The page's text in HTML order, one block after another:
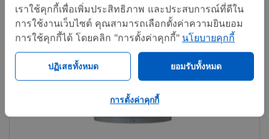
เราใช้คุกกี้เพื่อเพิ่มประสิทธิภาพ และประสบการณ์ที่ดีใน
การใช้งานเว็บไซต์ คุณสามารถเลือกตั้งค่าความยินยอม
การใช้คุกกี้ได้ โดยคลิก "การตั้งค่าคุกกี้" นโยบายคุกกี้
ปฏิเสธทั้งหมด ยอมรับทั้งหมด
การตั้งค่าคุกกี้